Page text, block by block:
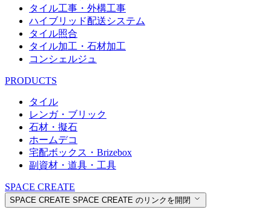
タイル工事・外構工事
ハイブリッド配送システム
タイル照合
タイル加工・石材加工
コンシェルジュ
PRODUCTS
タイル
レンガ・ブリック
石材・擬石
ホームデコ
宅配ボックス・Brizebox
副資材・道具・工具
SPACE CREATE
SPACE CREATE SPACE CREATE のリンクを開閉